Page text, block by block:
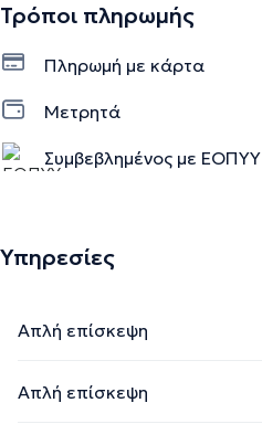
Τρόποι πληρωμής
Πληρωμή με κάρτα
Μετρητά
Συμβεβλημένος με ΕΟΠΥΥ
Υπηρεσίες
Απλή επίσκεψη
Απλή επίσκεψη